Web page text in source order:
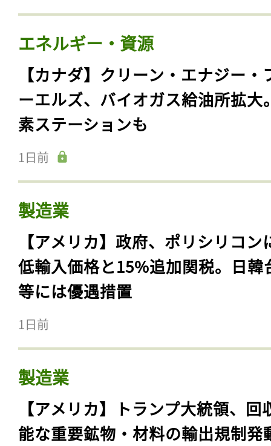
エネルギー・資源
【カナダ】クリーン・エナジー・
ーエルズ、バイオガス給油所拡大
素ステーションも
1日前
製造業
【アメリカ】政府、ポリシリコン
低輸入価格と15%追加関税。日韓
等には優遇措置
1日前
製造業
【アメリカ】トランプ大統領、回
能な重要鉱物・材料の輸出規制発